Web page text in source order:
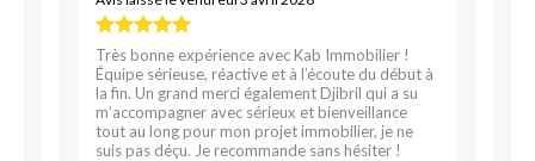
Très bonne expérience avec Kab Immobilier !
Équipe sérieuse, réactive et à l’écoute du début à
la fin. Un grand merci également Djibril qui a su
m’accompagner avec sérieux et bienveillance
tout au long pour mon projet immobilier, je ne
suis pas déçu. Je recommande sans hésiter !